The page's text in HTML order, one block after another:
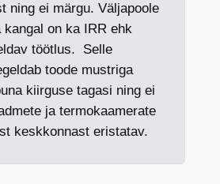
ning ei märgu. Väljapoole
kangal on ka IRR ehk
töötlus. Selle
toode mustriga
kiirguse tagasi ning ei
ja termokaamerate
keskkonnast eristatav.